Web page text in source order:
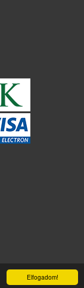
Elfogadom!